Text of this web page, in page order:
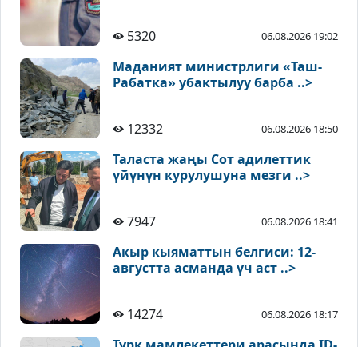
5320 06.08.2026 19:02
Маданият министрлиги «Таш-
Рабатка» убактылуу барба ..>
12332 06.08.2026 18:50
Таласта жаңы Сот адилеттик
үйүнүн курулушуна мезги ..>
7947 06.08.2026 18:41
Акыр кыяматтын белгиси: 12-
августта асманда үч аст ..>
14274 06.08.2026 18:17